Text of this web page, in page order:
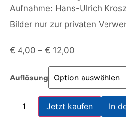
Aufnahme: Hans-Ulrich
Bilder nur zur privaten
€ 4,00 – € 12,00
Auflösung
Jetzt kaufen In